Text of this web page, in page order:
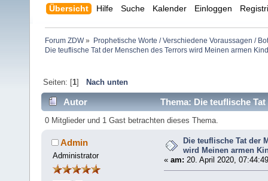
Übersicht Hilfe Suche Kalender Einloggen
Forum ZDW»
Prophetische Worte / Verschiedene Voraussagen /
Die teuflische Tat der Menschen des Terrors wird Meinen armen
Seiten: [1] Nach unten
Autor
Thema: Die teuflische
und (Gelesen 6192 mal)
0 Mitglieder und 1 Gast betrachten dieses Thema.
Admin
Administrator
Die teuflische Tat der
wird Meinen armen
« am: 20. April 2020,